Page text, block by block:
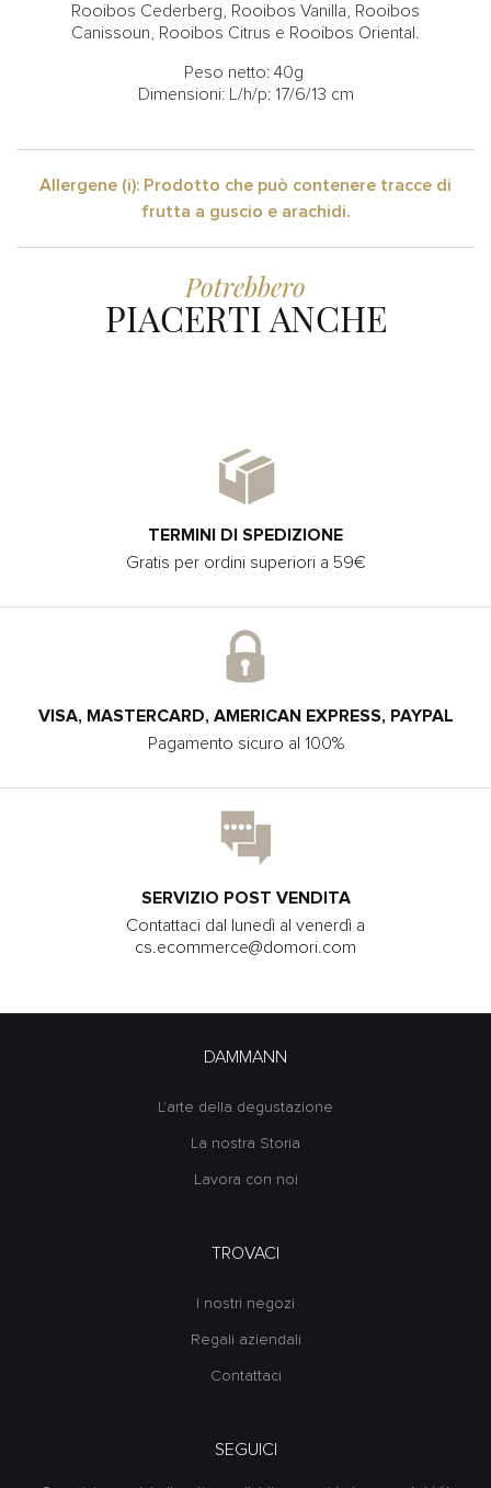
Rooibos Cederberg, Rooibos Vanilla, Rooibos
Canissoun, Rooibos Citrus e Rooibos Oriental.
Peso netto: 40g
Dimensioni: L/h/p: 17/6/13 cm
Allergene (i): Prodotto che può contenere tracce di
frutta a guscio e arachidi.
Potrebbero
PIACERTI ANCHE
TERMINI DI SPEDIZIONE
Gratis per ordini superiori a 59€
VISA, MASTERCARD, AMERICAN EXPRESS, PAYPAL
Pagamento sicuro al 100%
SERVIZIO POST VENDITA
Contattaci dal lunedì al venerdì a
cs.ecommerce@domori.com
DAMMANN
L'arte della degustazione
La nostra Storia
Lavora con noi
TROVACI
I nostri negozi
Regali aziendali
Contattaci
SEGUICI